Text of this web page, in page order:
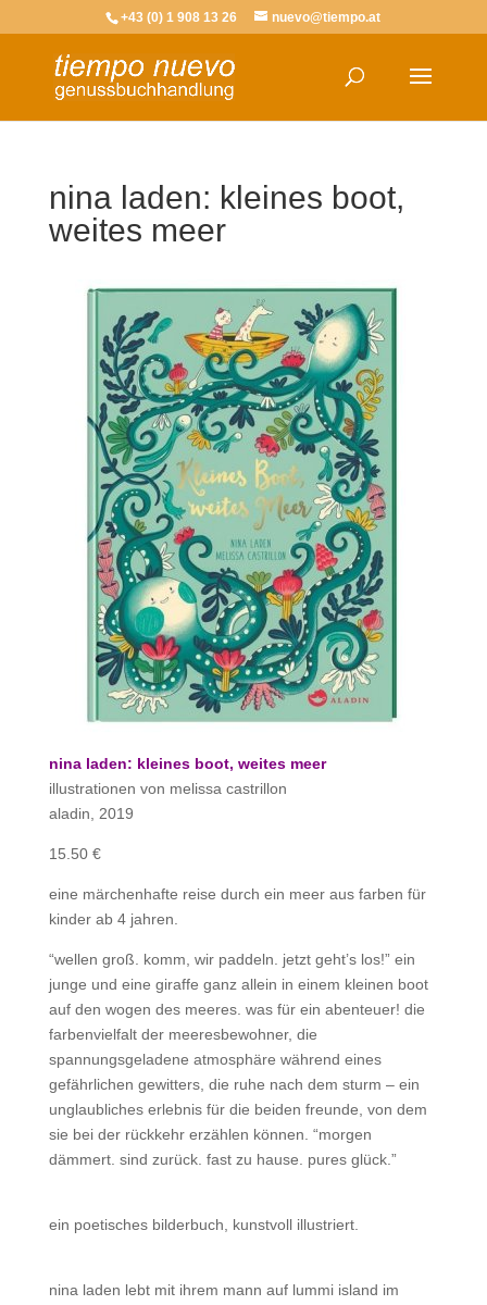
+43 (0) 1 908 13 26 nuevo@tiempo.at
nina laden: kleines boot,
weites meer
nina laden: kleines boot, weites meer
illustrationen von melissa castrillon
aladin, 2019
15.50 €
eine märchenhafte reise durch ein meer aus farben für
kinder ab 4 jahren.
“wellen groß. komm, wir paddeln. jetzt geht’s los!” ein
junge und eine giraffe ganz allein in einem kleinen boot
auf den wogen des meeres. was für ein abenteuer! die
farbenvielfalt der meeresbewohner, die
spannungsgeladene atmosphäre während eines
gefährlichen gewitters, die ruhe nach dem sturm – ein
unglaubliches erlebnis für die beiden freunde, von dem
sie bei der rückkehr erzählen können. “morgen
dämmert. sind zurück. fast zu hause. pures glück.”
ein poetisches bilderbuch, kunstvoll illustriert.
nina laden lebt mit ihrem mann auf lummi island im